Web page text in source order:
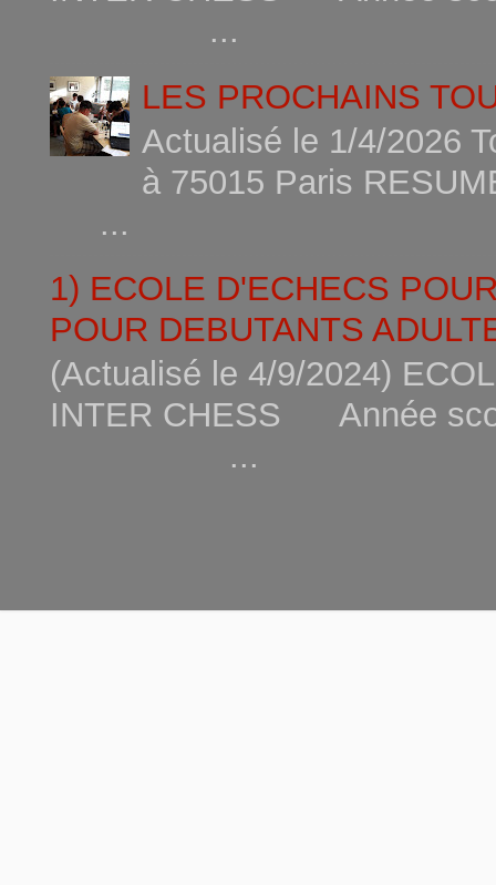
...
LES PROCHAINS
Actualisé le 1/4/2026
à 75015
...
1) ECOLE D'ECHECS
POUR DEBUTANTS
(Actualisé le 4/9/2024)
INTER CHESS Année
...